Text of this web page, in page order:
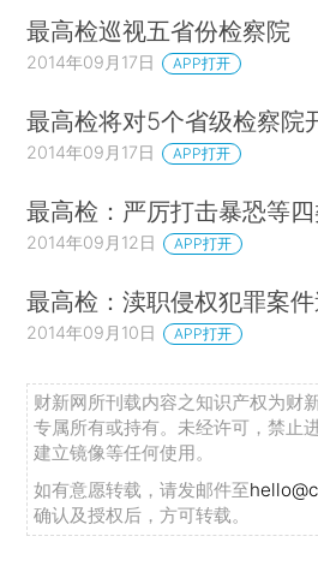
最高检巡视五省份检察院
2014年09月17日 APP打开
最高检将对5个省级检察院
2014年09月17日 APP打开
最高检：严厉打击暴恐等
2014年09月12日 APP打开
最高检：渎职侵权犯罪案
2014年09月10日 APP打开
财新网所刊载内容之知识产权为财
专属所有或持有。未经许可，禁止
建立镜像等任何使用。
如有意愿转载，请发邮件至
确认及授权后，方可转载。